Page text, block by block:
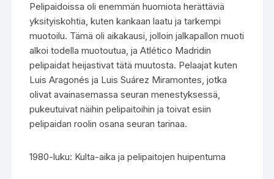
Pelipaidoissa oli enemmän huomiota herättäviä
yksityiskohtia, kuten kankaan laatu ja tarkempi
muotoilu. Tämä oli aikakausi, jolloin jalkapallon muoti
alkoi todella muotoutua, ja Atlético Madridin
pelipaidat heijastivat tätä muutosta. Pelaajat kuten
Luis Aragonés ja Luis Suárez Miramontes, jotka
olivat avainasemassa seuran menestyksessä,
pukeutuivat näihin pelipaitoihin ja toivat esiin
pelipaidan roolin osana seuran tarinaa.
1980-luku: Kulta-aika ja pelipaitojen huipentuma